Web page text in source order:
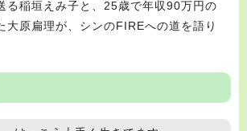
る稲垣えみ子と、25歳で年収90万円の
大原扁理が、シンのFIREへの道を語り